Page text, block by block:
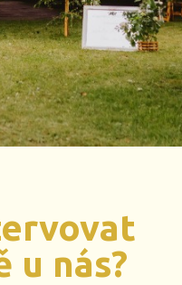
u nás?